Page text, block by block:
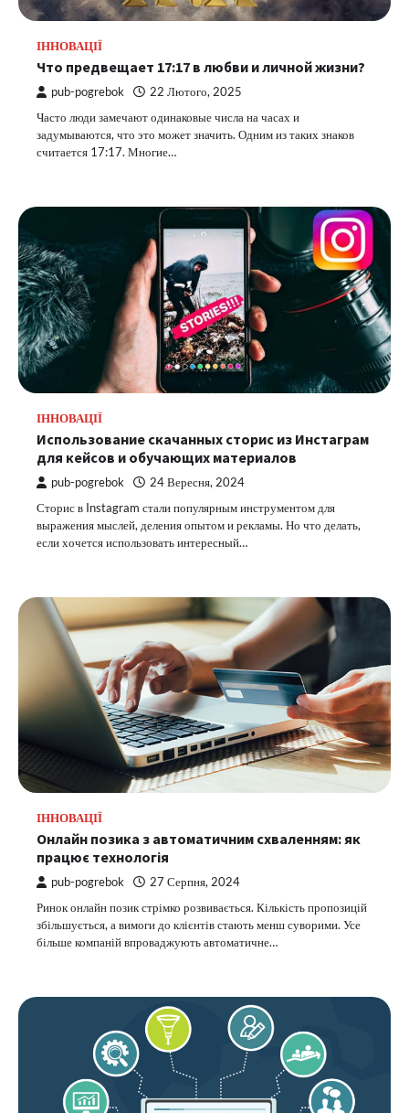
ІННОВАЦІЇ
Что предвещает 17:17 в любви и личной жизни?
pub-pogrebok 22 Лютого, 2025
Часто люди замечают одинаковые числа на часах и
задумываются, что это может значить. Одним из таких знаков
считается 17:17. Многие…
ІННОВАЦІЇ
Использование скачанных сторис из Инстаграм
для кейсов и обучающих материалов
pub-pogrebok 24 Вересня, 2024
Сторис в Instagram стали популярным инструментом для
выражения мыслей, деления опытом и рекламы. Но что делать,
если хочется использовать интересный…
ІННОВАЦІЇ
Онлайн позика з автоматичним схваленням: як
працює технологія
pub-pogrebok 27 Серпня, 2024
Ринок онлайн позик стрімко розвивається. Кількість пропозицій
збільшується, а вимоги до клієнтів стають менш суворими. Усе
більше компаній впроваджують автоматичне…